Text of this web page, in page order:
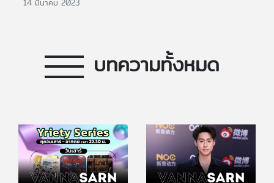
14 มีนาคม 2023
บทความทั้งหมด